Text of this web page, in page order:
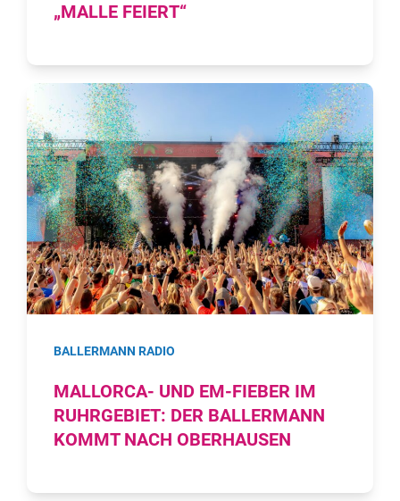
„MALLE FEIERT“
BALLERMANN RADIO
MALLORCA- UND EM-FIEBER IM
RUHRGEBIET: DER BALLERMANN
KOMMT NACH OBERHAUSEN